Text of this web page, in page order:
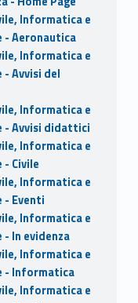
Informatica e
- Aeronautica
Informatica e
Avvisi del
Informatica e
- Avvisi didattici
Informatica e
Civile
Informatica e
- Eventi
Informatica e
In evidenza
Informatica e
- Informatica
Informatica e